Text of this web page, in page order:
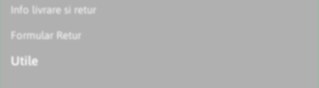
Info livrare si retur
Formular Retur
Utile